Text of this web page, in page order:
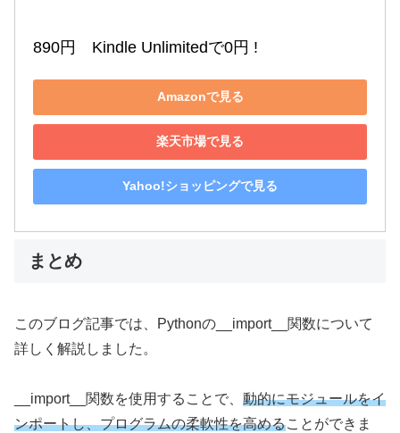
890円　Kindle Unlimitedで0円 !
Amazonで見る
楽天市場で見る
Yahoo!ショッピングで見る
まとめ
このブログ記事では、Pythonの__import__関数について
詳しく解説しました。
__import__関数を使用することで、 動的にモジュールをイ
ンポートし、プログラムの柔軟性を高めることができま